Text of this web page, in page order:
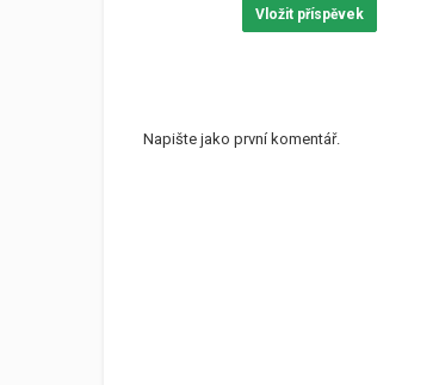
Vložit příspěvek
Napište jako první komentář.